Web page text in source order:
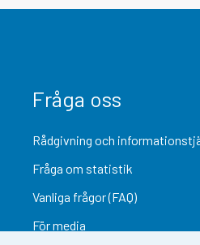
Fråga oss
Rådgivning och
Fråga om statistik
Vanliga frågor (FAQ)
För media